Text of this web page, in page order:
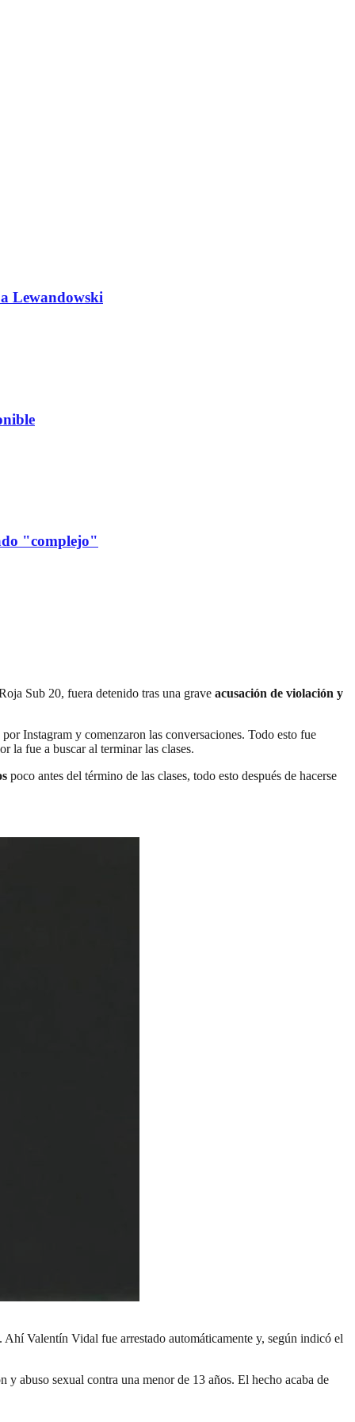
Lewandowski
"complejo"
Sub 20, fuera detenido tras una grave acusación de violación y
Instagram y comenzaron las conversaciones. Todo esto fue
la fue a buscar al terminar las clases.
poco antes del término de las clases, todo esto después de hacerse
Valentín Vidal fue arrestado automáticamente y, según indicó el
abuso sexual contra una menor de 13 años. El hecho acaba de